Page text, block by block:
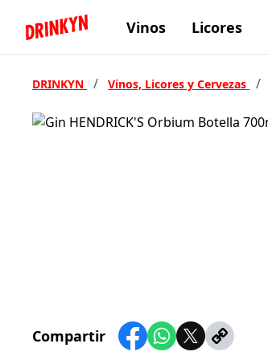
Inicio DrinkynVinos Licores
DRINKYN / Vinos, Licores y Cervezas /
Compartir